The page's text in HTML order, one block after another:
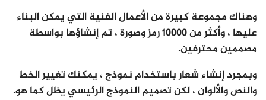
وهناك مجموعة كبيرة من الأعمال الفنية التي يمكن البناء
عليها ، وأكثر من 10000 رمز وصورة ، تم إنشاؤها بواسطة
مصممين محترفين.
وبمجرد إنشاء شعار باستخدام نموذج ، يمكنك تغيير الخط
والنص والألوان ، لكن تصميم النموذج الرئيسي يظل كما هو.